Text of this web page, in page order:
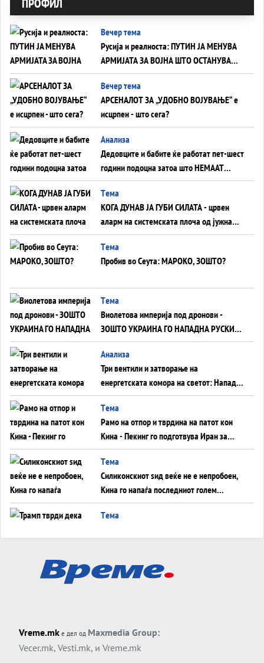
ПРОФИЛ
Вечер тема
Русија и реалноста: ПУТИН ЈА МЕНУВА
АРМИЈАТА ЗА ВОЈНА ШТО ОСТАНУВА
БЕЗ ФРОНТ
Вечер тема
АРСЕНАЛОТ ЗА „УДОБНО ВОЈУВАЊЕ“ е
исцрпен - што сега?
Анализа
Дедовците и бабите ќе работат пет-шест
години подоцна затоа што НЕМААТ
ВНУЦИ ДА ГИ ЗАМЕНАТ
Tема
КОГА ДУНАВ ЈА ГУБИ СИЛАТА - црвен
аларм на системската плоча од јужна
Германија до Црното Море...
Tема
Пробив во Сеута: МАРОКО, ЗОШТО?
Tема
Виолетова империја под дронови -
ЗОШТО УКРАИНА ГО НАПАДНА РУСКИОТ
WILDBERRIES
Aнализа
Три вентили и затворање на
енергетската комора на светот: Нападот
во Суец најавува глобален енергетски
инфаркт?
Tема
Рамо на отпор и тврдина на патот кон
Кина - Пекинг го подготвува Иран за
американска копнена инвазија
Tема
Силиконскиот ѕид веќе не е непробоен,
Кина го напаѓа последниот голем
монопол на Западот?
Tема
Tема
ДЛАБОКО УДОЛУ: Сметководствените
АТОМСКО ДОМИНО НА БЛИСКИОТ
ИСТОК
Vreme.mk е дел од Maxmedia Group:
Vecer.mk, Vesti.mk, и Vreme.mk